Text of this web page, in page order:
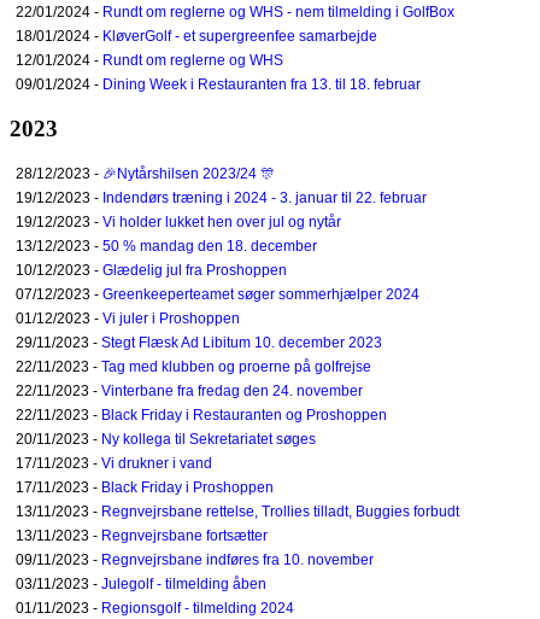
22/01/2024 - Rundt om reglerne og WHS - nem tilmelding i GolfBox
18/01/2024 - KløverGolf - et supergreenfee samarbejde
12/01/2024 - Rundt om reglerne og WHS
09/01/2024 - Dining Week i Restauranten fra 13. til 18. februar
2023
28/12/2023 - 🎉Nytårshilsen 2023/24 🎊
19/12/2023 - Indendørs træning i 2024 - 3. januar til 22. februar
19/12/2023 - Vi holder lukket hen over jul og nytår
13/12/2023 - 50 % mandag den 18. december
10/12/2023 - Glædelig jul fra Proshoppen
07/12/2023 - Greenkeeperteamet søger sommerhjælper 2024
01/12/2023 - Vi juler i Proshoppen
29/11/2023 - Stegt Flæsk Ad Libitum 10. december 2023
22/11/2023 - Tag med klubben og proerne på golfrejse
22/11/2023 - Vinterbane fra fredag den 24. november
22/11/2023 - Black Friday i Restauranten og Proshoppen
20/11/2023 - Ny kollega til Sekretariatet søges
17/11/2023 - Vi drukner i vand
17/11/2023 - Black Friday i Proshoppen
13/11/2023 - Regnvejrsbane rettelse, Trollies tilladt, Buggies forbudt
13/11/2023 - Regnvejrsbane fortsætter
09/11/2023 - Regnvejrsbane indføres fra 10. november
03/11/2023 - Julegolf - tilmelding åben
01/11/2023 - Regionsgolf - tilmelding 2024